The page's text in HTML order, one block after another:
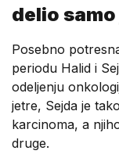
delio
Posebno
periodu Halid i
odeljenju
jetre, Sejda je
karcinoma, a
druge.